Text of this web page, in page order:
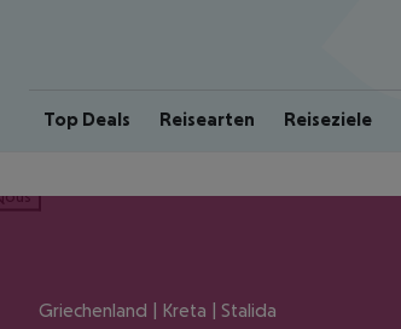
Top Deals Reisearten Reiseziele
Griechenland | Kreta | Stalida